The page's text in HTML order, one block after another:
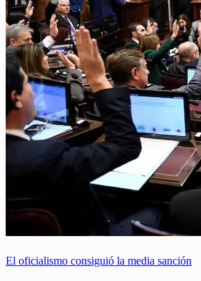
El oficialismo consiguió la media sanción